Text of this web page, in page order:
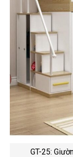
GT-25: Giường